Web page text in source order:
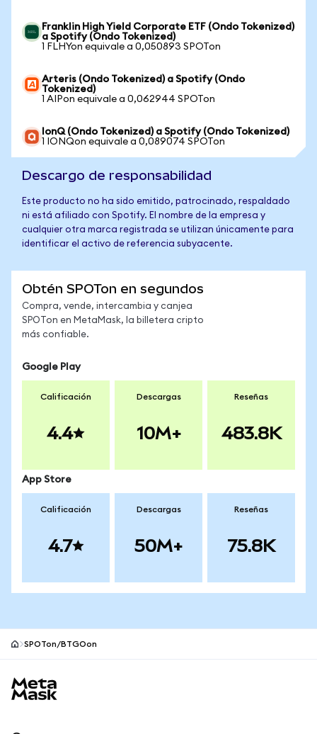
Franklin High Yield Corporate ETF (Ondo Tokenized)
a Spotify (Ondo Tokenized)
1 FLHYon equivale a 0,050893 SPOTon
Arteris (Ondo Tokenized) a Spotify (Ondo
Tokenized)
1 AIPon equivale a 0,062944 SPOTon
IonQ (Ondo Tokenized) a Spotify (Ondo Tokenized)
1 IONQon equivale a 0,089074 SPOTon
Descargo de responsabilidad
Este producto no ha sido emitido, patrocinado, respaldado
ni está afiliado con Spotify. El nombre de la empresa y
cualquier otra marca registrada se utilizan únicamente para
identificar el activo de referencia subyacente.
Obtén SPOTon en segundos
Compra, vende, intercambia y canjea
SPOTon en MetaMask, la billetera cripto
más confiable.
Google Play
Calificación
4.4
Descargas
10M+
Reseñas
483.8K
App Store
Calificación
4.7
Descargas
50M+
Reseñas
75.8K
SPOTon/BTGOon